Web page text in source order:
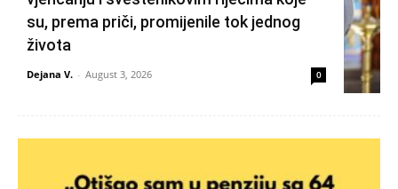
su, prema priči, promijenile tok jednog
života
Dejana V. - August 3, 2026 0